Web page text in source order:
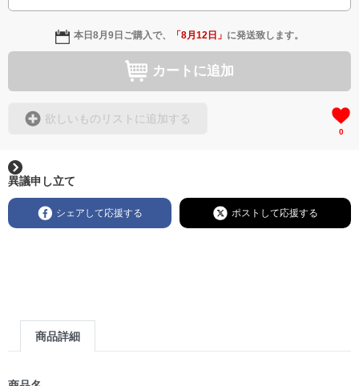
本日8月9日 ご購入で、 「8月12日 」 に発送致します。
カートに追加
欲しいものリストに追加する
0
異議申し立て
シェアして応援する ポストして応援する
商品詳細